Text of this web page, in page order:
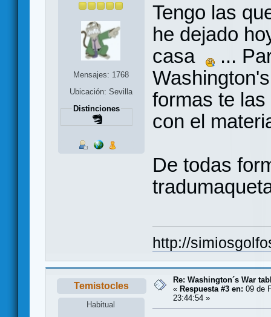
Mensajes: 1768
Ubicación: Sevilla
Distinciones
Tengo las
he dejado
casa
...
formas te
con el
De todas
http://
Temistocles
Habitual
Re: Washington´s War
« Respuesta #3 en: 09 de
23:44:54 »